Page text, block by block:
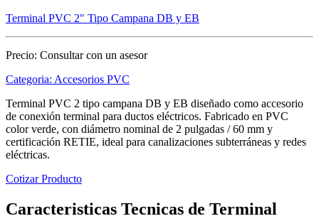
Terminal PVC 2" Tipo Campana DB y EB
Precio: Consultar con un asesor
Categoria: Accesorios PVC
Terminal PVC 2 tipo campana DB y EB diseñado como accesorio
de conexión terminal para ductos eléctricos. Fabricado en PVC
color verde, con diámetro nominal de 2 pulgadas / 60 mm y
certificación RETIE, ideal para canalizaciones subterráneas y redes
eléctricas.
Cotizar Producto
Caracteristicas Tecnicas de Terminal